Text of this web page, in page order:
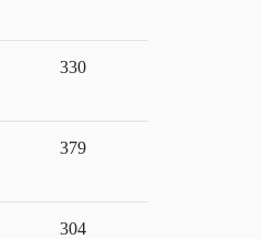
330
379
304